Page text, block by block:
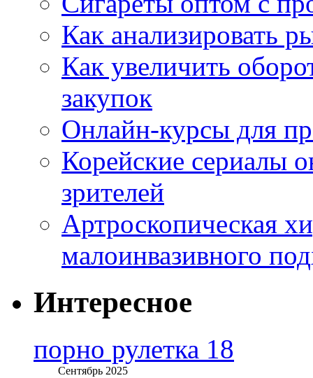
Как анализировать
Как увеличить
закупок
Онлайн-курсы для
Корейские сериалы
зрителей
Артроскопическая
малоинвазивного
Интересное
порно рулетка 18
Сентябрь 2025